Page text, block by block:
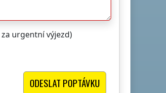
za urgentní výjezd)